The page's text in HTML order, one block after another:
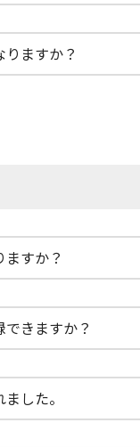
ますか？
すか？
きますか？
した。